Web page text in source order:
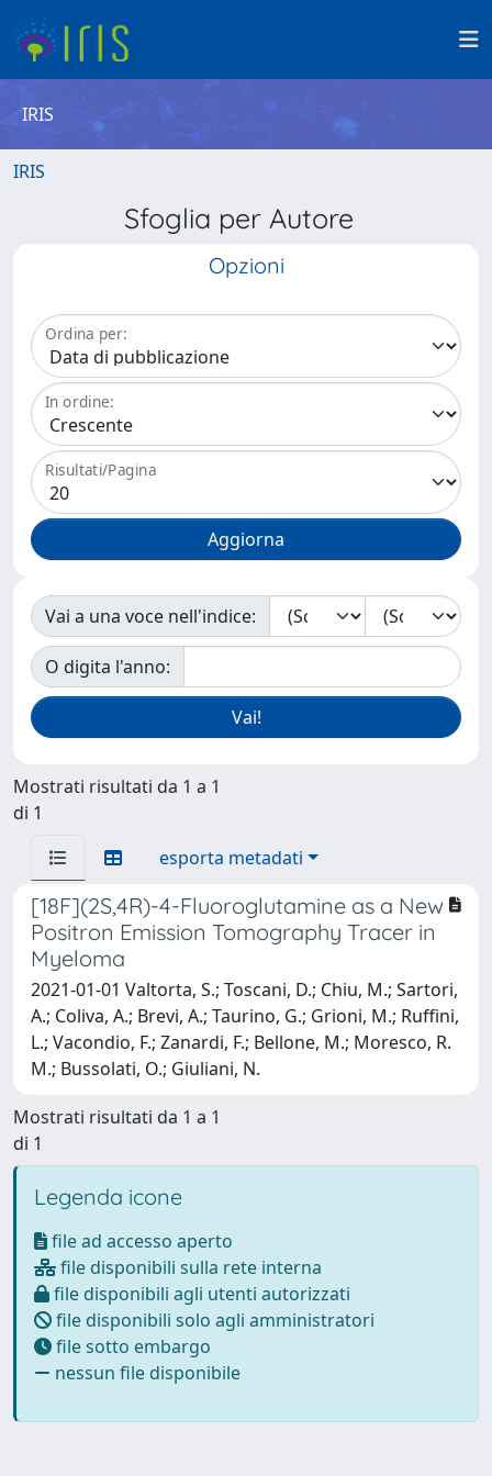
IRIS
IRIS
Sfoglia per Autore
Opzioni
Ordina per:
In ordine:
Risultati/Pagina
Vai a una voce nell'indice:
O digita l'anno:
Mostrati risultati da 1 a 1
di 1
esporta metadati
[18F](2S,4R)-4-Fluoroglutamine as a New
Positron Emission Tomography Tracer in
Myeloma
2021-01-01 Valtorta, S.; Toscani, D.; Chiu, M.; Sartori,
A.; Coliva, A.; Brevi, A.; Taurino, G.; Grioni, M.; Ruffini,
L.; Vacondio, F.; Zanardi, F.; Bellone, M.; Moresco, R.
M.; Bussolati, O.; Giuliani, N.
Mostrati risultati da 1 a 1
di 1
Legenda icone
file ad accesso aperto
file disponibili sulla rete interna
file disponibili agli utenti autorizzati
file disponibili solo agli amministratori
file sotto embargo
nessun file disponibile